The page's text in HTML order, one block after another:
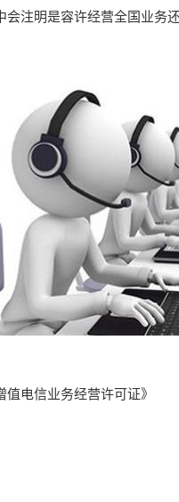
注明是容许经营全国业务
电信业务经营许可证》